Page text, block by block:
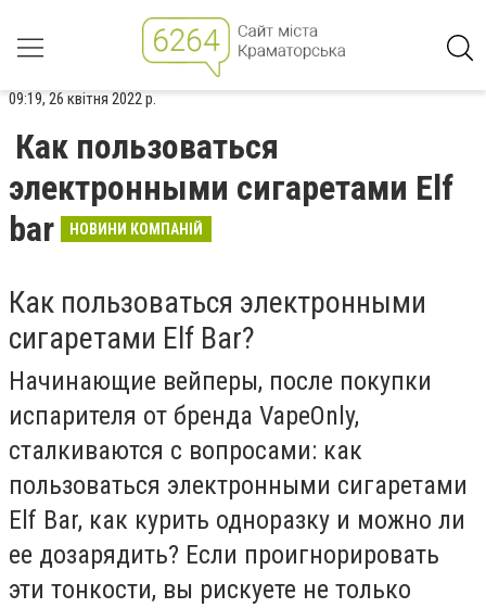
09:19, 26 квітня 2022 р.
Как пользоваться
электронными сигаретами Elf
bar
НОВИНИ КОМПАНІЙ
Как пользоваться электронными
сигаретами Elf Bar?
Начинающие вейперы, после покупки
испарителя от бренда VapeOnly‌,
сталкиваются с вопросами: как
пользоваться электронными сигаретами
Elf Bar, как курить одноразку и можно ли
ее дозарядить? Если проигнорировать
эти тонкости, вы рискуете не только